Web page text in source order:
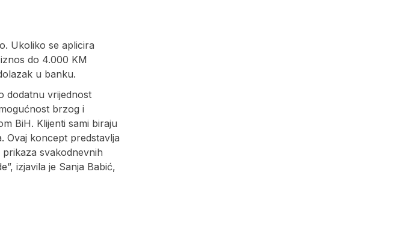
Ukoliko se aplicira
do 4.000 KM
u banku.
dodatnu vrijednost
brzog i
BiH. Klijenti sami biraju
Ovaj koncept predstavlja
svakodnevnih
izjavila je Sanja Babić,